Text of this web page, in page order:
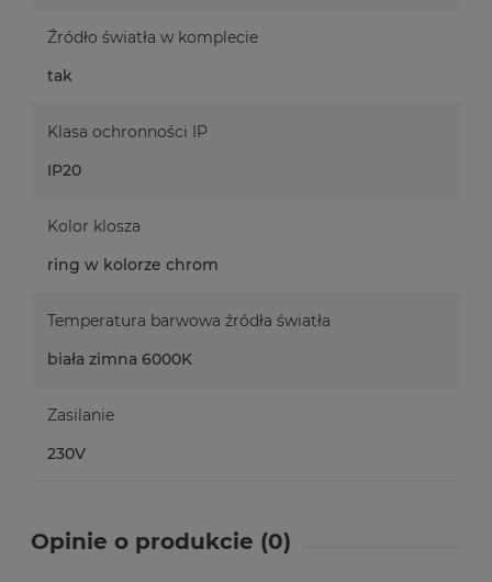
Źródło światła w komplecie
tak
Klasa ochronności IP
IP20
Kolor klosza
ring w kolorze chrom
Temperatura barwowa źródła światła
biała zimna 6000K
Zasilanie
230V
Opinie o produkcie (0)